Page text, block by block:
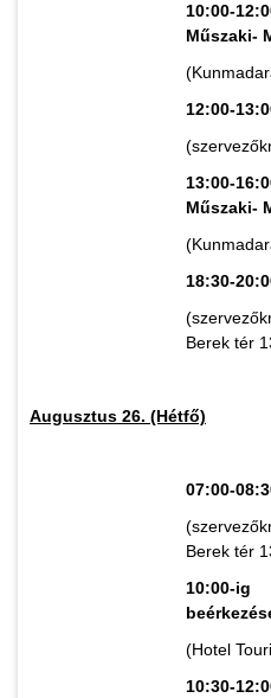
10:00-
Műszaki-
12:00-
13:00-
Műszaki-
18:30-
Berek tér
Augusztus 26. (Hétfő)
07:00-
Berek tér
10:00-ig
(Hotel
10:30-